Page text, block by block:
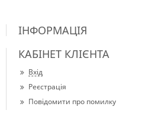
ІНФОРМАЦІЯ
КАБІНЕТ КЛІЄНТА
Вхід
Реєстрація
Повідомити про помилку